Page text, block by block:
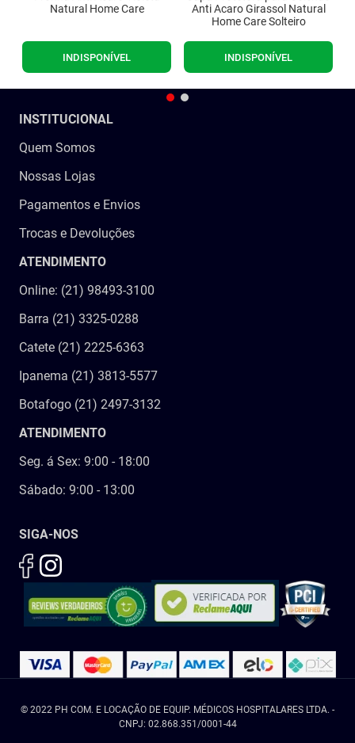
Natural Home Care
INDISPONÍVEL
Anti Acaro Girassol Natural
Home Care Solteiro
INDISPONÍVEL
INSTITUCIONAL
Quem Somos
Nossas Lojas
Pagamentos e Envios
Trocas e Devoluções
ATENDIMENTO
Online: (21) 98493-3100
Barra (21) 3325-0288
Catete (21) 2225-6363
Ipanema (21) 3813-5577
Botafogo (21) 2497-3132
ATENDIMENTO
Seg. á Sex: 9:00 - 18:00
Sábado: 9:00 - 13:00
SIGA-NOS
© 2022 PH COM. E LOCAÇÃO DE EQUIP. MÉDICOS HOSPITALARES LTDA. -
CNPJ: 02.868.351/0001-44